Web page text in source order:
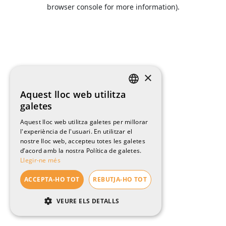
browser console for more information).
SPANISH
FRENCH
×
Aquest lloc web utilitza
galetes
Aquest lloc web utilitza galetes per millorar
l'experiència de l'usuari. En utilitzar el
nostre lloc web, accepteu totes les galetes
d’acord amb la nostra Política de galetes.
Llegir-ne més
ACCEPTA-HO TOT REBUTJA-HO TOT
VEURE ELS DETALLS
ESTRICTAMENT NECESSÀRIES